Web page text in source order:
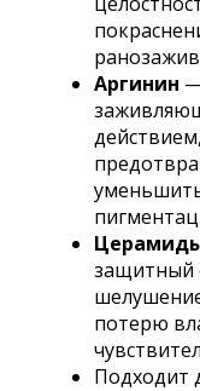
Аргинин
защитный
потерю
Подходит